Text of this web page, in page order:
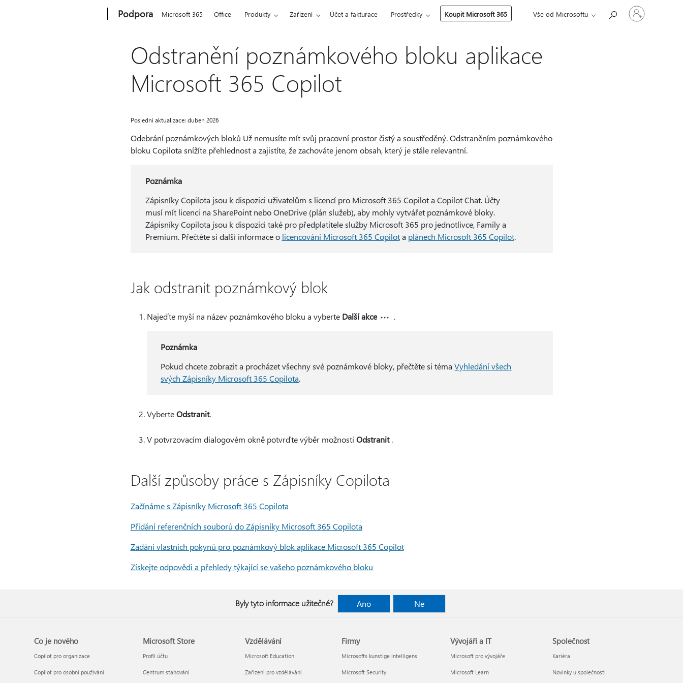
Podpora Microsoft 365 Office Produkty Zařízení Účet a fakturace Prostředky Koupit Microsoft 365 Vše od Microsoftu
Přihlaste
se
Odstranění poznámkového bloku aplikace
Microsoft 365 Copilot
Poslední aktualizace: duben 2026
Odebrání poznámkových bloků Už nemusíte mít svůj pracovní prostor čistý a soustředěný. Odstraněním poznámkového
bloku Copilota snížíte přehlednost a zajistíte, že zachováte jenom obsah, který je stále relevantní.
Poznámka
Zápisníky Copilota jsou k dispozici uživatelům s licencí pro Microsoft 365 Copilot a Copilot Chat. Účty
musí mít licenci na SharePoint nebo OneDrive (plán služeb), aby mohly vytvářet poznámkové bloky.
Zápisníky Copilota jsou k dispozici také pro předplatitele služby Microsoft 365 pro jednotlivce, Family a
Premium. Přečtěte si další informace o licencování Microsoft 365 Copilota plánech Microsoft 365 Copilot.
Jak odstranit poznámkový blok
Najeďte myší na název poznámkového bloku a vyberte Další akce .
Poznámka
Pokud chcete zobrazit a procházet všechny své poznámkové bloky, přečtěte si témaVyhledání všech
svých Zápisníky Microsoft 365 Copilota.
VyberteOdstranit.
V potvrzovacím dialogovém okně potvrďte výběr možnosti Odstranit.
Další způsoby práce s Zápisníky Copilota
Začínáme s Zápisníky Microsoft 365 Copilota
Přidání referenčních souborů do Zápisníky Microsoft 365 Copilota
Zadání vlastních pokynů pro poznámkový blok aplikace Microsoft 365 Copilot
Získejte odpovědi a přehledy týkající se vašeho poznámkového bloku
Byly tyto informace užitečné? Ano Ne
Co je nového
Copilot pro organizace
Copilot pro osobní používání
Microsoft Store
Profil účtu
Centrum stahování
Vzdělávání
Microsoft Education
Zařízení pro vzdělávání
Firmy
Microsofts kunstige intelligens
Microsoft Security
Vývojáři a IT
Microsoft pro vývojáře
Microsoft Learn
Společnost
Kariéra
Novinky u společnosti